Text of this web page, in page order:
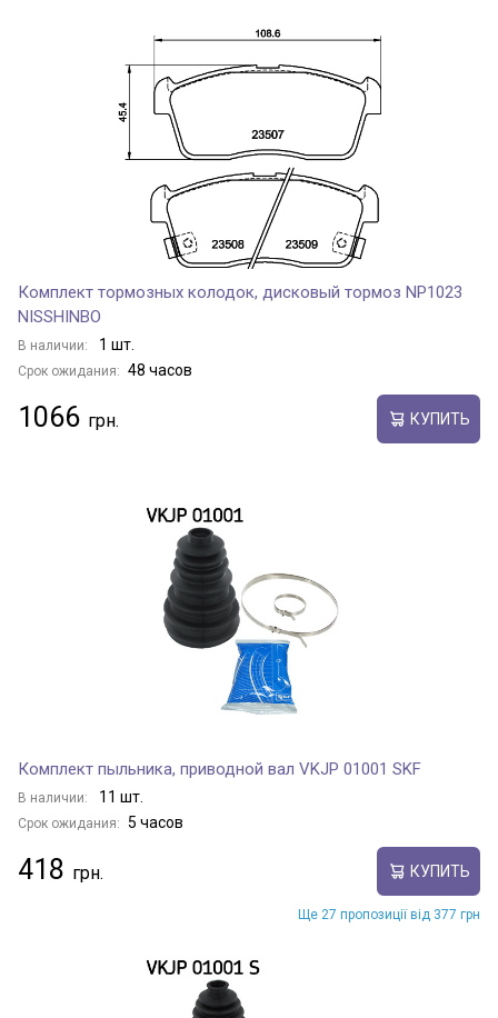
Комплект тормозных колодок, дисковый тормоз NP1023
NISSHINBO
В наличии: 1 шт.
Срок ожидания: 48 часов
1066 КУПИТЬ
Комплект пыльника, приводной вал VKJP 01001 SKF
В наличии: 11 шт.
Срок ожидания: 5 часов
418 КУПИТЬ
Ще 27 пропозиції від 377 грн